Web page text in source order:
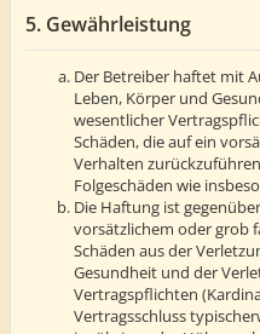
5. Gewährleistung
Der Betreiber haftet mit
Leben, Körper und
wesentlicher
Schäden, die auf ein
Verhalten
Folgeschäden wie
Die Haftung ist
vorsätzlichem oder grob
Schäden aus der
Gesundheit und der
Vertragspflichten
Vertragsschluss